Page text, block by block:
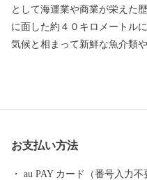
として海運業や商業が栄えた
に面した約４０キロメートル
気候と相まって新鮮な魚介類
「食のまち阿久根」として知
丹宗庄右衛門は，島津藩御用
は，八丈島でも栽培されてい
お支払い方法
au PAY カード（番号入力不